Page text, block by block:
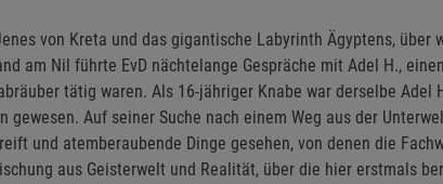
von Kreta und das gigantische Labyrinth Ägyptens, über
am Nil führte EvD nächtelange Gespräche mit Adel H.,
tätig waren. Als 16-jähriger Knabe war derselbe Adel
gewesen. Auf seiner Suche nach einem Weg aus der
und atemberaubende Dinge gesehen, von denen die
aus Geisterwelt und Realität, über die hier erstmals